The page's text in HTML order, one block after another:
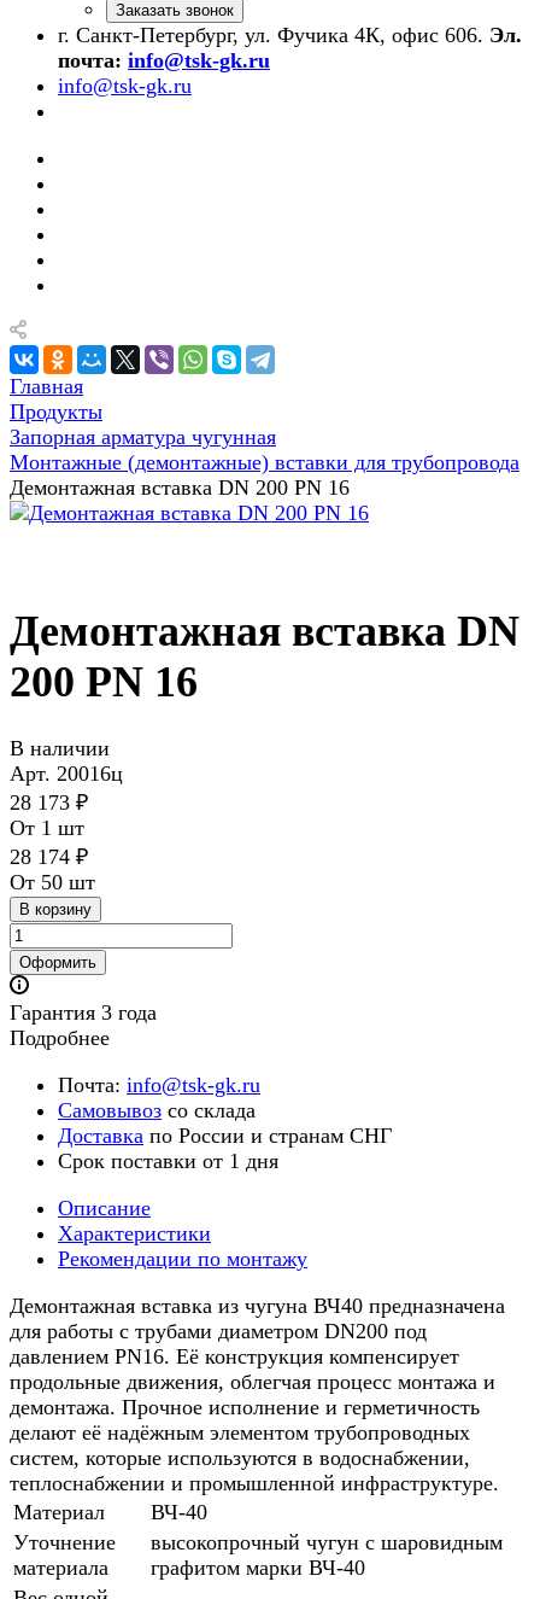
Заказать звонок
г. Санкт-Петербург, ул. Фучика 4К, офис 606. Эл.
почта: info@tsk-gk.ru
info@tsk-gk.ru
Главная
Продукты
Запорная арматура чугунная
Монтажные (демонтажные) вставки для трубопровода
Демонтажная вставка DN 200 PN 16
Демонтажная вставка DN
200 PN 16
В наличии
Арт. 20016ц
28 173 ₽
От 1 шт
28 174 ₽
От 50 шт
В корзину
Оформить
Гарантия 3 года
Подробнее
Почта: info@tsk-gk.ru
Самовывоз со склада
Доставка по России и странам СНГ
Срок поставки от 1 дня
Описание
Характеристики
Рекомендации по монтажу
Демонтажная вставка из чугуна ВЧ40 предназначена
для работы с трубами диаметром DN200 под
давлением PN16. Её конструкция компенсирует
продольные движения, облегчая процесс монтажа и
демонтажа. Прочное исполнение и герметичность
делают её надёжным элементом трубопроводных
систем, которые используются в водоснабжении,
теплоснабжении и промышленной инфраструктуре.
Материал
ВЧ-40
Уточнение
материала
высокопрочный чугун с шаровидным
графитом марки ВЧ-40